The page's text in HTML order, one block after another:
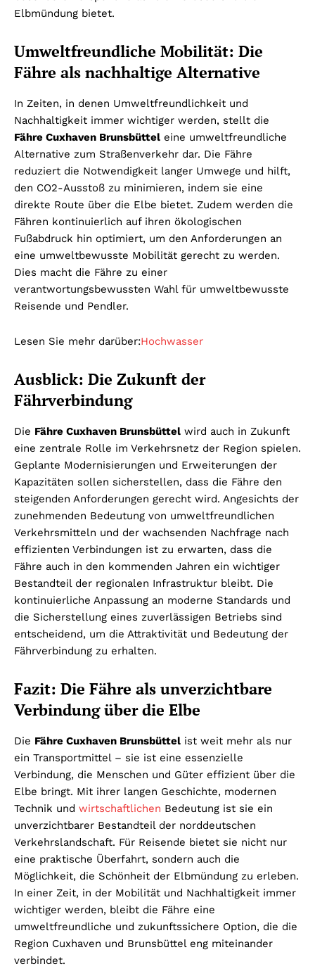
Elbmündung bietet.
Umweltfreundliche Mobilität: Die
Fähre als nachhaltige Alternative
In Zeiten, in denen Umweltfreundlichkeit und
Nachhaltigkeit immer wichtiger werden, stellt die
Fähre Cuxhaven Brunsbüttel eine umweltfreundliche
Alternative zum Straßenverkehr dar. Die Fähre
reduziert die Notwendigkeit langer Umwege und hilft,
den CO2-Ausstoß zu minimieren, indem sie eine
direkte Route über die Elbe bietet. Zudem werden die
Fähren kontinuierlich auf ihren ökologischen
Fußabdruck hin optimiert, um den Anforderungen an
eine umweltbewusste Mobilität gerecht zu werden.
Dies macht die Fähre zu einer
verantwortungsbewussten Wahl für umweltbewusste
Reisende und Pendler.
Lesen Sie mehr darüber:Hochwasser
Ausblick: Die Zukunft der
Fährverbindung
Die Fähre Cuxhaven Brunsbüttel wird auch in Zukunft
eine zentrale Rolle im Verkehrsnetz der Region spielen.
Geplante Modernisierungen und Erweiterungen der
Kapazitäten sollen sicherstellen, dass die Fähre den
steigenden Anforderungen gerecht wird. Angesichts der
zunehmenden Bedeutung von umweltfreundlichen
Verkehrsmitteln und der wachsenden Nachfrage nach
effizienten Verbindungen ist zu erwarten, dass die
Fähre auch in den kommenden Jahren ein wichtiger
Bestandteil der regionalen Infrastruktur bleibt. Die
kontinuierliche Anpassung an moderne Standards und
die Sicherstellung eines zuverlässigen Betriebs sind
entscheidend, um die Attraktivität und Bedeutung der
Fährverbindung zu erhalten.
Fazit: Die Fähre als unverzichtbare
Verbindung über die Elbe
Die Fähre Cuxhaven Brunsbüttel ist weit mehr als nur
ein Transportmittel – sie ist eine essenzielle
Verbindung, die Menschen und Güter effizient über die
Elbe bringt. Mit ihrer langen Geschichte, modernen
Technik und wirtschaftlichen Bedeutung ist sie ein
unverzichtbarer Bestandteil der norddeutschen
Verkehrslandschaft. Für Reisende bietet sie nicht nur
eine praktische Überfahrt, sondern auch die
Möglichkeit, die Schönheit der Elbmündung zu erleben.
In einer Zeit, in der Mobilität und Nachhaltigkeit immer
wichtiger werden, bleibt die Fähre eine
umweltfreundliche und zukunftssichere Option, die die
Region Cuxhaven und Brunsbüttel eng miteinander
verbindet.